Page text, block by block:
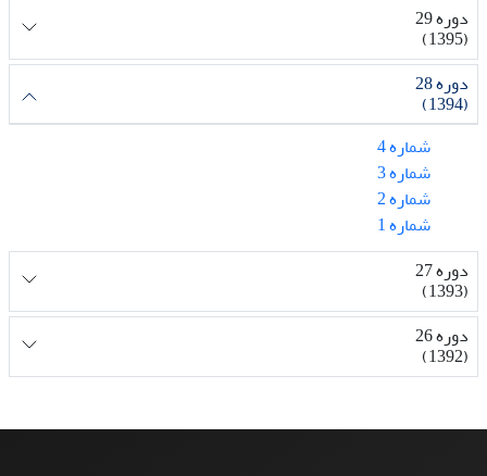
دوره 29
(1395)
دوره 28
(1394)
شماره 4
شماره 3
شماره 2
شماره 1
دوره 27
(1393)
دوره 26
(1392)